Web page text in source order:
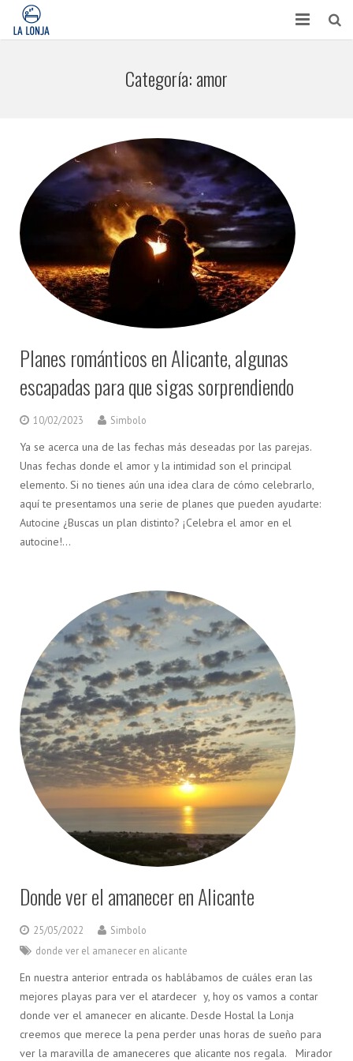
OPINIONES
BLOG
APARTAMENTOS
Categoría:amor
Planes románticos en Alicante, algunas
escapadas para que sigas sorprendiendo
10/02/2023 Simbolo
Ya se acerca una de las fechas más deseadas por las parejas.
Unas fechas donde el amor y la intimidad son el principal
elemento. Si no tienes aún una idea clara de cómo celebrarlo,
aquí te presentamos una serie de planes que pueden ayudarte:
Autocine ¿Buscas un plan distinto? ¡Celebra el amor en el
autocine!…
Donde ver el amanecer en Alicante
25/05/2022
Simbolo
donde ver el amanecer en alicante
En nuestra anterior entrada os hablábamos de cuáles eran las
mejores playas para ver el atardecer y, hoy os vamos a contar
donde ver el amanecer en alicante. Desde Hostal la Lonja
creemos que merece la pena perder unas horas de sueño para
ver la maravilla de amaneceres que alicante nos regala. Mirador